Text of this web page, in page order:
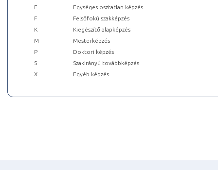
E
Egységes osztatlan képzés
F
Felsőfokú szakképzés
K
Kiegészítő alapképzés
M
Mesterképzés
P
Doktori képzés
S
Szakirányú továbbképzés
X
Egyéb képzés